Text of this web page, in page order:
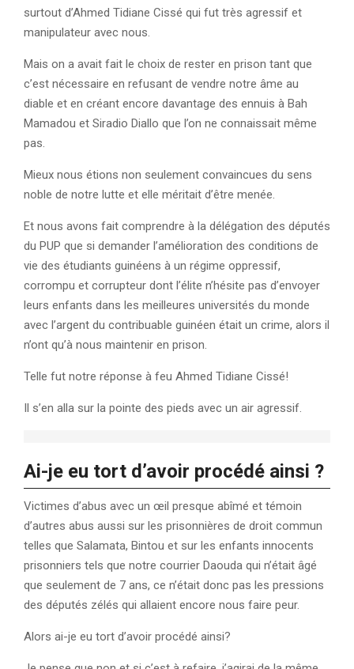
surtout d’Ahmed Tidiane Cissé qui fut très agressif et
manipulateur avec nous.
Mais on a avait fait le choix de rester en prison tant que
c’est nécessaire en refusant de vendre notre âme au
diable et en créant encore davantage des ennuis à Bah
Mamadou et Siradio Diallo que l’on ne connaissait même
pas.
Mieux nous étions non seulement convaincues du sens
noble de notre lutte et elle méritait d’être menée.
Et nous avons fait comprendre à la délégation des députés
du PUP que si demander l’amélioration des conditions de
vie des étudiants guinéens à un régime oppressif,
corrompu et corrupteur dont l’élite n’hésite pas d’envoyer
leurs enfants dans les meilleures universités du monde
avec l’argent du contribuable guinéen était un crime, alors il
n’ont qu’à nous maintenir en prison.
Telle fut notre réponse à feu Ahmed Tidiane Cissé!
Il s’en alla sur la pointe des pieds avec un air agressif.
Ai-je eu tort d’avoir procédé ainsi ?
Victimes d’abus avec un œil presque abîmé et témoin
d’autres abus aussi sur les prisonnières de droit commun
telles que Salamata, Bintou et sur les enfants innocents
prisonniers tels que notre courrier Daouda qui n’était âgé
que seulement de 7 ans, ce n’était donc pas les pressions
des députés zélés qui allaient encore nous faire peur.
Alors ai-je eu tort d’avoir procédé ainsi?